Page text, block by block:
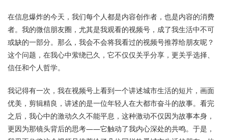
在信息爆炸的今天，我们每个人都是内容创作者，也是内容的消费
者。我的微信朋友圈，尤其是我观看的视频号，成了我生活中不可
或缺的一部分。那么，我会不会将我看过的视频号推荐给朋友呢？
这个问题，在我心中萦绕已久，它不仅仅关乎分享，更关乎选择、
信任和个人哲学。
我记得有一次，我在视频号上看到一个讲述城市生活的短片，画面
优美，剪辑精良，讲述的是一位年轻人在大都市奋斗的故事。看完
之后，我心中的激动久久不能平息，这种激动不仅因为故事本身，
更因为那镜头背后的思考——它触动了我内心深处的共鸣。于是，